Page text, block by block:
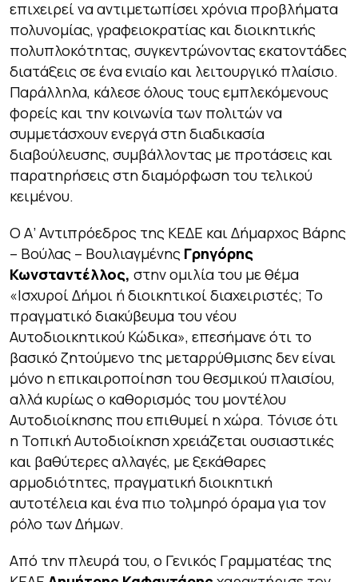
επιχειρεί να αντιμετωπίσει χρόνια προβλήματα
πολυνομίας, γραφειοκρατίας και διοικητικής
πολυπλοκότητας, συγκεντρώνοντας εκατοντάδες
διατάξεις σε ένα ενιαίο και λειτουργικό πλαίσιο.
Παράλληλα, κάλεσε όλους τους εμπλεκόμενους
φορείς και την κοινωνία των πολιτών να
συμμετάσχουν ενεργά στη διαδικασία
διαβούλευσης, συμβάλλοντας με προτάσεις και
παρατηρήσεις στη διαμόρφωση του τελικού
κειμένου.
Ο Α’ Αντιπρόεδρος της ΚΕΔΕ και Δήμαρχος Βάρης
– Βούλας – Βουλιαγμένης Γρηγόρης
Κωνσταντέλλος, στην ομιλία του με θέμα
«Ισχυροί Δήμοι ή διοικητικοί διαχειριστές; Το
πραγματικό διακύβευμα του νέου
Αυτοδιοικητικού Κώδικα», επεσήμανε ότι το
βασικό ζητούμενο της μεταρρύθμισης δεν είναι
μόνο η επικαιροποίηση του θεσμικού πλαισίου,
αλλά κυρίως ο καθορισμός του μοντέλου
Αυτοδιοίκησης που επιθυμεί η χώρα. Τόνισε ότι
η Τοπική Αυτοδιοίκηση χρειάζεται ουσιαστικές
και βαθύτερες αλλαγές, με ξεκάθαρες
αρμοδιότητες, πραγματική διοικητική
αυτοτέλεια και ένα πιο τολμηρό όραμα για τον
ρόλο των Δήμων.
Από την πλευρά του, ο Γενικός Γραμματέας της